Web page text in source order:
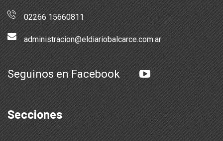
02266 15660811
administracion@eldiariobalcarce.com.ar
Seguinos en Facebook
Secciones